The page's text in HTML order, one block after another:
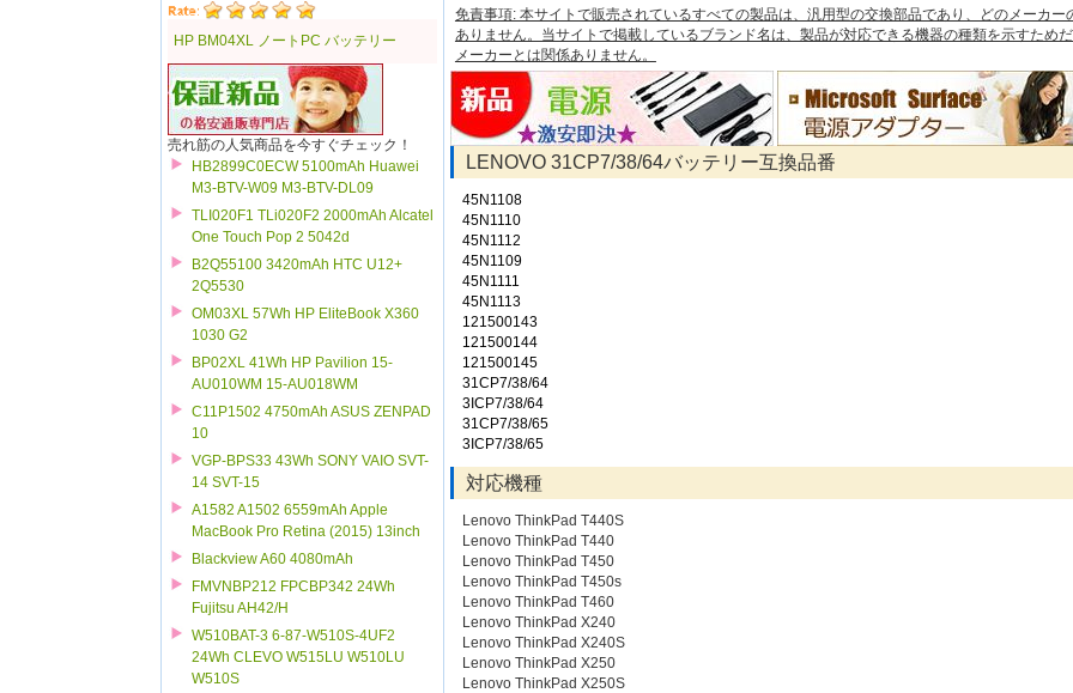
HP BM04XL ノートPC バッテリー
売れ筋の人気商品を今すぐチェック！
HB2899C0ECW 5100mAh Huawei
M3-BTV-W09 M3-BTV-DL09
TLI020F1 TLi020F2 2000mAh Alcatel
One Touch Pop 2 5042d
B2Q55100 3420mAh HTC U12+
2Q5530
OM03XL 57Wh HP EliteBook X360
1030 G2
BP02XL 41Wh HP Pavilion 15-
AU010WM 15-AU018WM
C11P1502 4750mAh ASUS ZENPAD
10
VGP-BPS33 43Wh SONY VAIO SVT-
14 SVT-15
A1582 A1502 6559mAh Apple
MacBook Pro Retina (2015) 13inch
Blackview A60 4080mAh
FMVNBP212 FPCBP342 24Wh
Fujitsu AH42/H
W510BAT-3 6-87-W510S-4UF2
24Wh CLEVO W515LU W510LU
W510S
免責事項: 本サイトで販売されているすべての製品は、汎用型の交換部品であり、どのメーカー
ありません。当サイトで掲載しているブランド名は、製品が対応できる機器の種類を示すため
メーカーとは関係ありません。
LENOVO 31CP7/38/64バッテリー互換品番
45N1108
45N1110
45N1112
45N1109
45N1111
45N1113
121500143
121500144
121500145
31CP7/38/64
3ICP7/38/64
31CP7/38/65
3ICP7/38/65
対応機種
Lenovo ThinkPad T440S
Lenovo ThinkPad T440
Lenovo ThinkPad T450
Lenovo ThinkPad T450s
Lenovo ThinkPad T460
Lenovo ThinkPad X240
Lenovo ThinkPad X240S
Lenovo ThinkPad X250
Lenovo ThinkPad X250S